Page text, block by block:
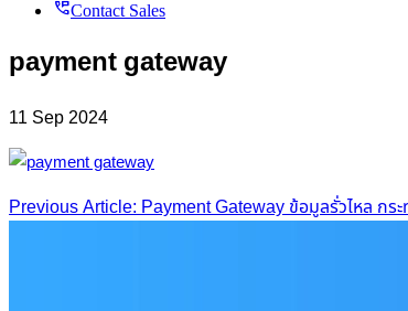
perm_phone_msgContact Sales
payment gateway
11 Sep 2024
Post
Previous Article: Payment Gateway ข้อมูลรั่วไหล ก